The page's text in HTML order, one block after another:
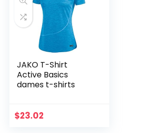
JAKO T-Shirt
Active Basics
dames t-shirts
$23.02